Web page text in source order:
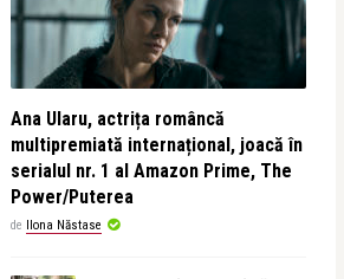
Ana Ularu, actrița româncă
multipremiată internațional, joacă în
serialul nr. 1 al Amazon Prime, The
Power/Puterea
de Ilona Năstase